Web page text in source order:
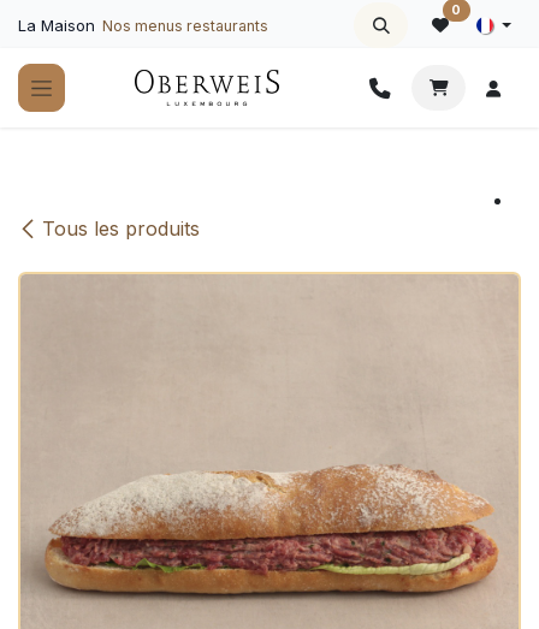
La Maison Nos menus restaurants
0
Tous les produits